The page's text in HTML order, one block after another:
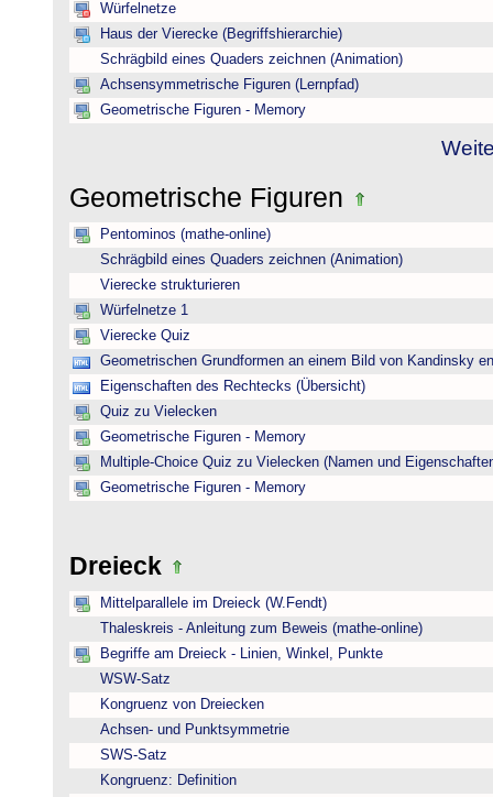
Würfelnetze
Haus der Vierecke (Begriffshierarchie)
Schrägbild eines Quaders zeichnen (Animation)
Achsensymmetrische Figuren (Lernpfad)
Geometrische Figuren - Memory
Geometrische Figuren
Pentominos (mathe-online)
Schrägbild eines Quaders zeichnen (Animation)
Vierecke strukturieren
Würfelnetze 1
Vierecke Quiz
Geometrischen Grundformen an einem Bild von Kandinsky
Eigenschaften des Rechtecks (Übersicht)
Quiz zu Vielecken
Geometrische Figuren - Memory
Multiple-Choice Quiz zu Vielecken (Namen und
Geometrische Figuren - Memory
Dreieck
Mittelparallele im Dreieck (W.Fendt)
Thaleskreis - Anleitung zum Beweis (mathe-online)
Begriffe am Dreieck - Linien, Winkel, Punkte
WSW-Satz
Kongruenz von Dreiecken
Achsen- und Punktsymmetrie
SWS-Satz
Kongruenz: Definition